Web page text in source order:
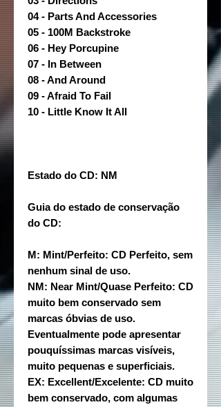
04 - Parts And Accessories
05 - 100M Backstroke
06 - Hey Porcupine
07 - In Between
08 - And Around
09 - Afraid To Fail
10 - Little Know It All
Estado do CD: NM
Guia do estado de conservação
do CD:
M: Mint/Perfeito: CD Perfeito, sem
nenhum sinal de uso.
NM: Near Mint/Quase Perfeito: CD
muito bem conservado sem
marcas óbvias de uso.
Eventualmente pode apresentar
pouquíssimas marcas visíveis,
muito pequenas e superficiais.
EX: Excellent/Excelente: CD muito
bem conservado, com algumas